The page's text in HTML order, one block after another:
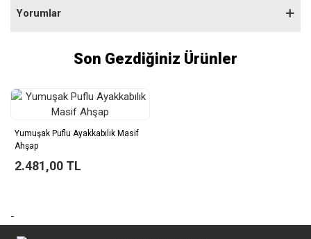
Yorumlar
Son Gezdiğiniz Ürünler
Yumuşak Puflu Ayakkabılık Masif
Ahşap
2.481,00 TL
-